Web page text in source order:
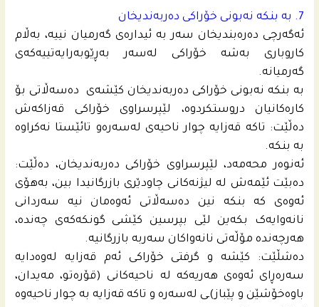
7. بە بنکە نەبونی خۆراکی دەربەندیخان
ئه‌گه‌رچی ده‌ره‌بندیخان سه‌ر به‌ ئیداره‌ى گه‌رمیان نییه‌، به‌ڵام
كاروباری به‌شه‌ خۆراكی له‌سه‌ر به‌ڕێوبه‌رایه‌تییه‌كه‌ى
گه‌رمیانه‌.
بە بنکە نەبونی خۆراکی دەربەندیخان کێشەی دەسەڵاتی بۆ
کارەکانیان دروستکردوە، لێپرسراوی خۆراکی قەزاکەش
دەڵێت: تاکە قەزایە چوار ناحیەی لەسەرەو تائێستا نەکراوە
بە بنکە.
ئەنوەر محه‌مه‌د، لێپرسراوی خۆراکی دەربەندیخان، دەڵێت:
دەبێت ئێمەش لە لیژنەکانی چاودێری بازرگانیدا بین، بەهۆی
ئەوەی کە بنکە نین دەسەڵاتی ئەوەمان نیە سەردانی
نانەوایەک بکەین لێی بپرسین کێشی گونکەکەی چەندە،
هەرچەندە مۆڵەتی نانەواکان سەربە بازرگانیە.
دەشڵێت: کێشە و گرفتی خۆراکی ئەم قەزایە لەوەدایە
سەرەڕای ئەوەی هەریەکە لە ناحیەکانی (قۆرەتو، مەیدان،
باوەخۆشێن و پێباز)ـی لەسەرە و تاکە قەزایە بە چوار ناحیەوە